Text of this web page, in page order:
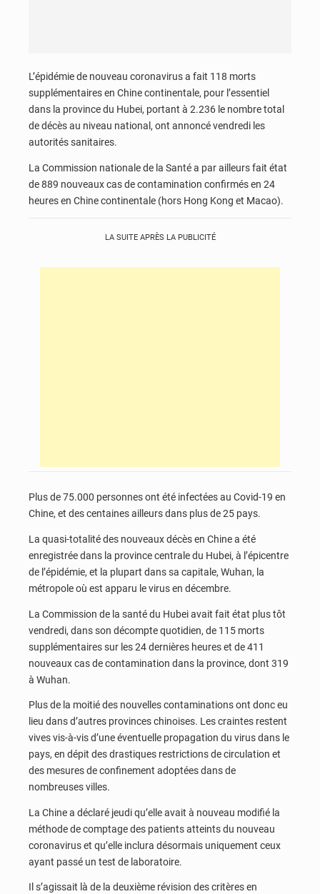
L’épidémie de nouveau coronavirus a fait 118 morts
supplémentaires en Chine continentale, pour l’essentiel
dans la province du Hubei, portant à 2.236 le nombre total
de décès au niveau national, ont annoncé vendredi les
autorités sanitaires.
La Commission nationale de la Santé a par ailleurs fait état
de 889 nouveaux cas de contamination confirmés en 24
heures en Chine continentale (hors Hong Kong et Macao).
LA SUITE APRÈS LA PUBLICITÉ
Plus de 75.000 personnes ont été infectées au Covid-19 en
Chine, et des centaines ailleurs dans plus de 25 pays.
La quasi-totalité des nouveaux décès en Chine a été
enregistrée dans la province centrale du Hubei, à l’épicentre
de l’épidémie, et la plupart dans sa capitale, Wuhan, la
métropole où est apparu le virus en décembre.
La Commission de la santé du Hubei avait fait état plus tôt
vendredi, dans son décompte quotidien, de 115 morts
supplémentaires sur les 24 dernières heures et de 411
nouveaux cas de contamination dans la province, dont 319
à Wuhan.
Plus de la moitié des nouvelles contaminations ont donc eu
lieu dans d’autres provinces chinoises. Les craintes restent
vives vis-à-vis d’une éventuelle propagation du virus dans le
pays, en dépit des drastiques restrictions de circulation et
des mesures de confinement adoptées dans de
nombreuses villes.
La Chine a déclaré jeudi qu’elle avait à nouveau modifié la
méthode de comptage des patients atteints du nouveau
coronavirus et qu’elle inclura désormais uniquement ceux
ayant passé un test de laboratoire.
Il s’agissait là de la deuxième révision des critères en